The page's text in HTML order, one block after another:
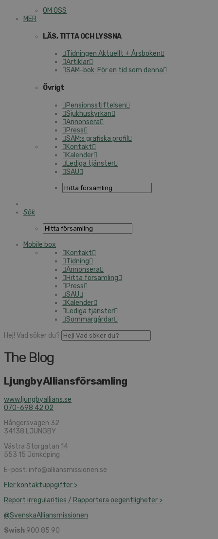
OM OSS
MER
LÄS, TITTA OCH LYSSNA
Tidningen Aktuellt + Årsboken
Artiklar
SAM-bok: För en tid som denna
Övrigt
Pensionsstiftelsen
Sjukhuskyrkan
Annonsera
Press
SAM:s grafiska profil
Kontakt
Kalender
Lediga tjänster
SAU
Sök
Mobile box
Kontakt
Tidning
Annonsera
Hitta församling
Press
SAU
Kalender
Lediga tjänster
Sommargårdar
Hej! Vad söker du?
The Blog
Ljungby Alliansförsamling
www.ljungbyallians.se
070-698 42 02
Hångersvägen 32
34138 LJUNGBY
Västra Storgatan 14
553 15 Jönköping
E-post: info@alliansmissionen.se
Fler kontaktuppgifter >
Report irregularities / Rapportera oegentligheter >
@SvenskaAlliansmissionen
Swish 900 85 90